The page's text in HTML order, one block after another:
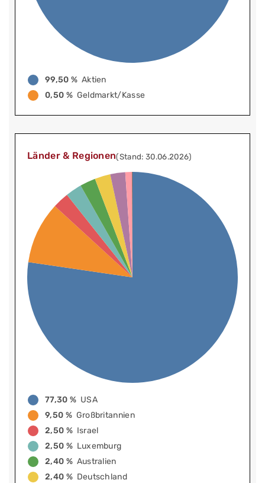
99,50 % Aktien
0,50 % Geldmarkt/Kasse
Länder & Regionen(Stand: 30.06.2026)
77,30 % USA
9,50 % Großbritannien
2,50 % Israel
2,50 % Luxemburg
2,40 % Australien
2,40 % Deutschland